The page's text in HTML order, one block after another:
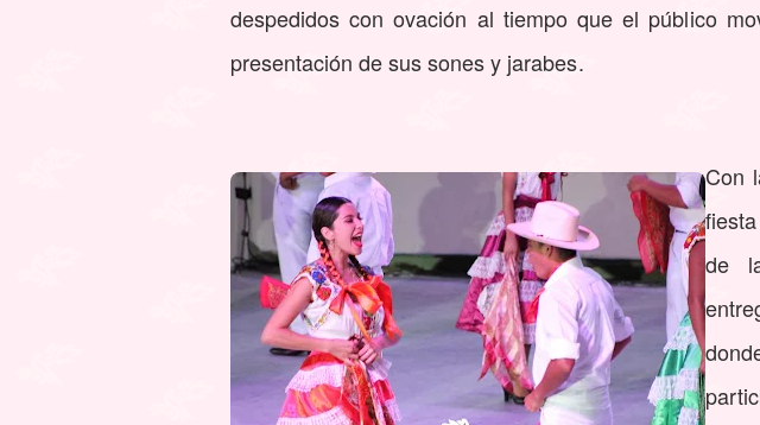
despedidos con ovación al tiempo que el público
presentación de sus sones y jarabes.
Con
de